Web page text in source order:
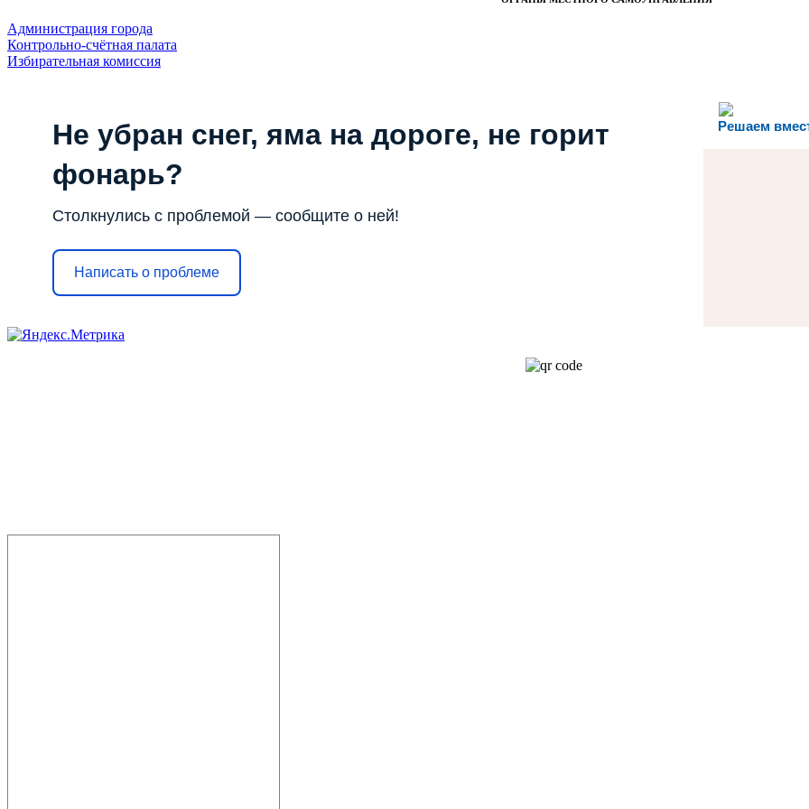
Администрация города
Контрольно-счётная палата
Избирательная комиссия
Решаем
Не убран снег, яма на дороге, не горит
фонарь?
Столкнулись с проблемой — сообщите о ней!
Написать о проблеме